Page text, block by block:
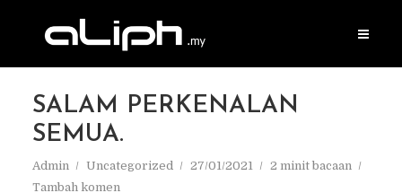
SALAM PERKENALAN
SEMUA.
Admin Uncategorized 27/01/2021
2 minit bacaan
Tambah komen